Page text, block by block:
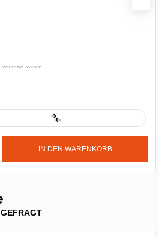
Versandkosten
IN DEN WARENKORB